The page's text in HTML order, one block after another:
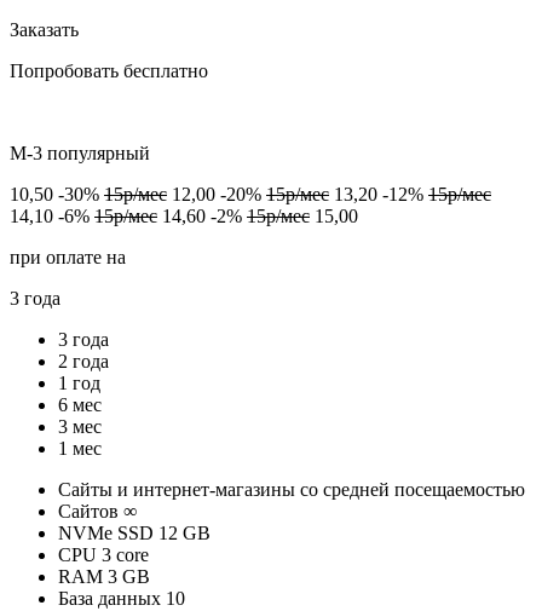
Заказать
Попробовать бесплатно
M-3 популярный
10,50 -30% 15р/мес 12,00 -20% 15р/мес 13,20 -12% 15р/мес
14,10 -6% 15р/мес 14,60 -2% 15р/мес 15,00
при оплате на
3 года
3 года
2 года
1 год
6 мес
3 мес
1 мес
Сайты и интернет-магазины со средней посещаемостью
Cайтов ∞
NVMe SSD 12 GB
CPU 3 core
RAM 3 GB
База данных 10